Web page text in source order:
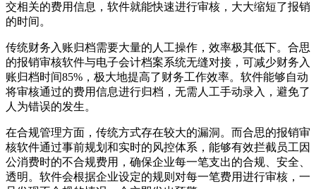
交相关的费用信息，软件就能快速进行审核，大大缩短了报销
的时间。
传统财务入账归档需要大量的人工操作，效率极其低下。合思
的报销审核软件与电子会计档案系统无缝对接，可减少财务入
账归档时间85%，极大地提高了财务工作效率。软件能够自动
将审核通过的费用信息进行归档，无需人工手动录入，避免了
人为错误的发生。
在合规管理方面，传统方式存在较大的漏洞。而合思的报销审
核软件通过事前规划和实时的风控体系，能够有效拦截员工因
公消费时的不合规费用，确保企业每一笔支出的合规、安全、
透明。软件会根据企业设定的规则对每一笔费用进行审核，一